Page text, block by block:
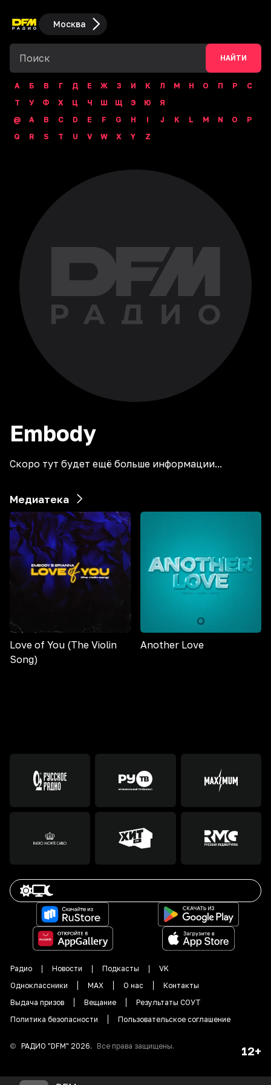
Москва
НАЙТИ
А Б В Г Д Е Ж З И К Л М Н О П Р
С
Т
У Ф Х Ц Ч Ш Щ Э Ю
Я
@
A B C D E F G H I J K L M N O
P
Q
R S T U V W X Y Z
Embody
Скоро тут будет ещё больше информации...
Медиатека
Love of You (The Violin
Song)
Another Love
Радио Новости Подкасты
VK
Одноклассники
MAX О нас
Контакты
Выдача призов
Вещание
Результаты СОУТ
Политика безопасности
Пользовательское соглашение
© РАДИО "DFM" 2026. Все права защищены. 12+